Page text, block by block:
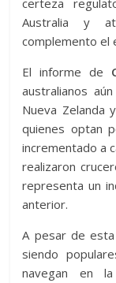
certeza
Australia y
complemento el
El informe de
australianos
Nueva Zelanda
quienes optan
incrementado a
realizaron
representa un
anterior.
A pesar de
siendo
navegan en